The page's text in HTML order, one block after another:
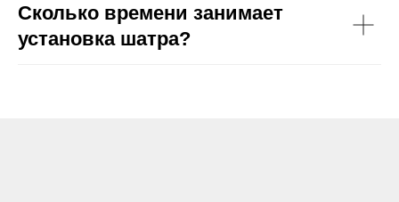
Сколько времени занимает
установка шатра?